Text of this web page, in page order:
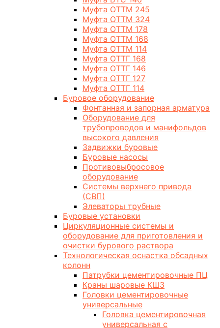
Муфта ОТТМ 245
Муфта ОТТМ 324
Муфта ОТТМ 178
Муфта ОТТМ 168
Муфта ОТТМ 114
Муфта ОТТГ 168
Муфта ОТТГ 146
Муфта ОТТГ 127
Муфта ОТТГ 114
Буровое оборудование
Фонтанная и запорная арматура
Оборудование для
трубопроводов и манифольдов
высокого давления
Задвижки буровые
Буровые насосы
Противовыбросовое
оборудование
Системы верхнего привода
(СВП)
Элеваторы трубные
Буровые установки
Циркуляционные системы и
оборудование для приготовления и
очистки бурового раствора
Технологическая оснастка обсадных
колонн
Патрубки цементировочные ПЦ
Краны шаровые КШЗ
Головки цементировочные
универсальные
Головка цементировочная
универсальная с